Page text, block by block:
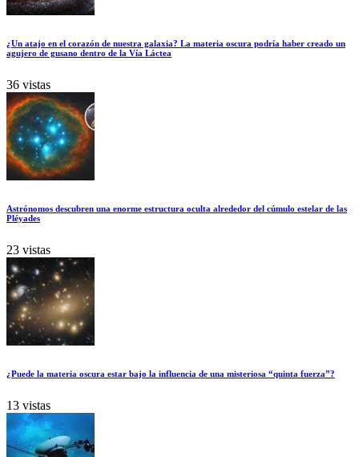
¿Un atajo en el corazón de nuestra galaxia? La materia oscura podría haber creado un
agujero de gusano dentro de la Vía Láctea
36 vistas
Astrónomos descubren una enorme estructura oculta alrededor del cúmulo estelar de las
Pléyades
23 vistas
¿Puede la materia oscura estar bajo la influencia de una misteriosa “quinta fuerza”?
13 vistas